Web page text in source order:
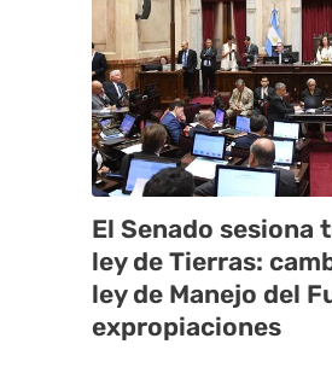
El Senado sesiona
ley de Tierras:
ley de Manejo del
expropiaciones